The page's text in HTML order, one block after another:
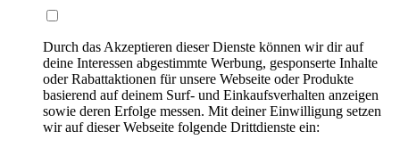
Durch das Akzeptieren dieser Dienste können wir dir auf
deine Interessen abgestimmte Werbung, gesponserte Inhalte
oder Rabattaktionen für unsere Webseite oder Produkte
basierend auf deinem Surf- und Einkaufsverhalten anzeigen
sowie deren Erfolge messen. Mit deiner Einwilligung setzen
wir auf dieser Webseite folgende Drittdienste ein: